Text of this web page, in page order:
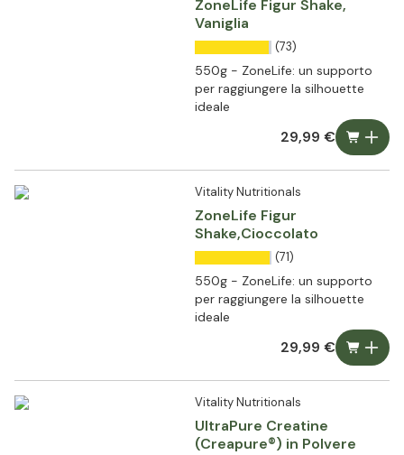
ZoneLife Figur Shake,
Vaniglia
(73)
550g - ZoneLife: un supporto
per raggiungere la silhouette
ideale
29,99 €
Vitality Nutritionals
ZoneLife Figur
Shake,Cioccolato
(71)
550g - ZoneLife: un supporto
per raggiungere la silhouette
ideale
29,99 €
Vitality Nutritionals
UltraPure Creatine
(Creapure®) in Polvere